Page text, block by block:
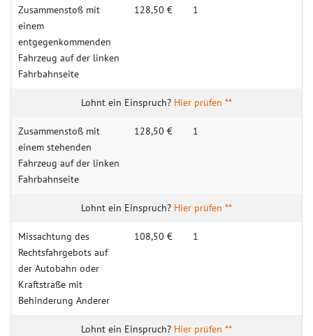
Zusammenstoß mit
einem
entgegenkommenden
Fahrzeug auf der linken
Fahrbahnseite
128,50 € 1
Hier prüfen **
Zusammenstoß mit
einem stehenden
Fahrzeug auf der linken
Fahrbahnseite
128,50 € 1
Hier prüfen **
Missachtung des
Rechtsfahrgebots auf
der Autobahn oder
Kraftstraße mit
Behinderung Anderer
108,50 € 1
Hier prüfen **